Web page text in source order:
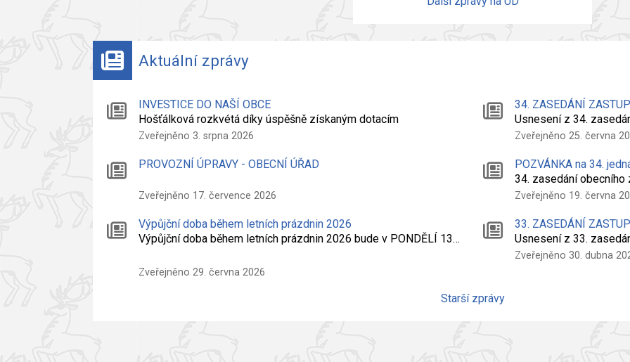
Aktuální zprávy
INVESTICE DO NAŠÍ OBCE
Hošťálková rozkvétá díky úspěšně získaným dotacím
Zveřejněno 3. srpna 2026
PROVOZNÍ ÚPRAVY - OBECNÍ ÚŘAD
Zveřejněno 17. července 2026
Výpůjční doba během letních prázdnin 2026
Výpůjční doba během letních prázdnin 2026 bude v PONDĚLÍ 13…
Zveřejněno 29. června 2026
34. ZASEDÁNÍ
Usnesení z 34.
Zveřejněno 25. června
POZVÁNKA na 34.
34. zasedání
Zveřejněno 19. června
33. ZASEDÁNÍ
Usnesení z 33.
Zveřejněno 30. dubna
Starší zprávy